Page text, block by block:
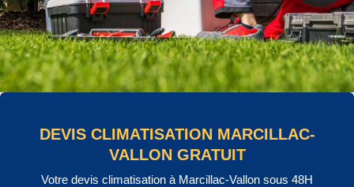
DEVIS CLIMATISATION MARCILLAC-
VALLON GRATUIT
Votre devis climatisation à Marcillac-Vallon sous 48H